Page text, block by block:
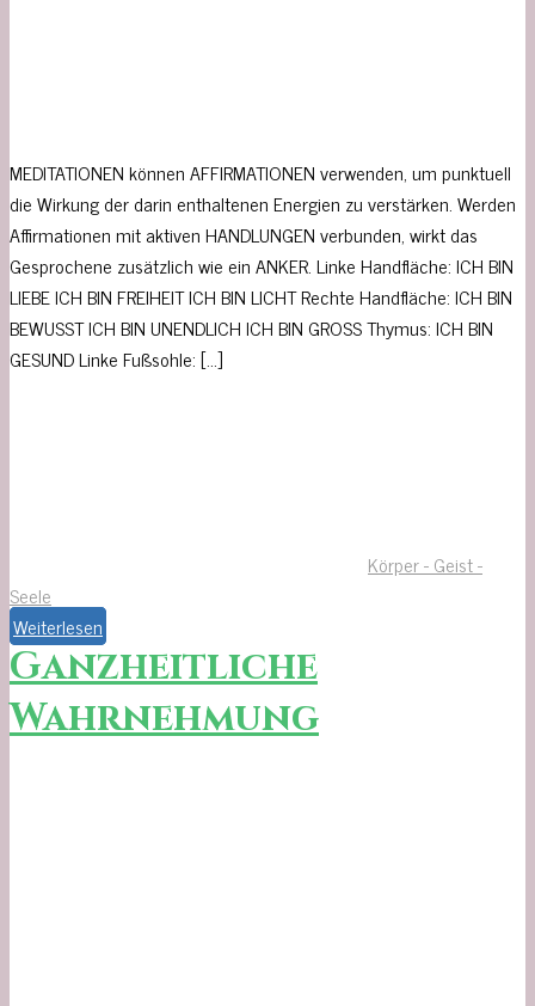
MEDITATIONEN können AFFIRMATIONEN verwenden, um punktuell
die Wirkung der darin enthaltenen Energien zu verstärken. Werden
Affirmationen mit aktiven HANDLUNGEN verbunden, wirkt das
Gesprochene zusätzlich wie ein ANKER. Linke Handfläche: ICH BIN
LIEBE ICH BIN FREIHEIT ICH BIN LICHT Rechte Handfläche: ICH BIN
BEWUSST ICH BIN UNENDLICH ICH BIN GROSS Thymus: ICH BIN
GESUND Linke Fußsohle: […]
Körper - Geist -
Seele
Weiterlesen
Ganzheitliche
Wahrnehmung